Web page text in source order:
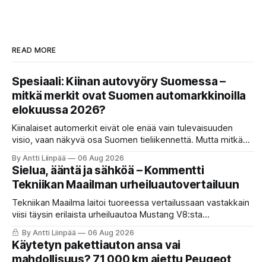
READ MORE
Spesiaali: Kiinan autovyöry Suomessa –
mitkä merkit ovat Suomen automarkkinoilla
elokuussa 2026?
Kiinalaiset automerkit eivät ole enää vain tulevaisuuden
visio, vaan näkyvä osa Suomen tieliikennettä. Mutta mitkä
pakettiautoihin ja mitä syksyn 2026 uutuuksilta sopii
odottaa? Katso kattava katsaus maamme tarjontaan ja
ostajan tärkeimpiin vinkkeihin!
By Antti Liinpää 06 Aug 2026
Sielua, ääntä ja sähköä – Kommentti
Tekniikan Maailman urheiluautovertailuun
Tekniikan Maailma laitoi tuoreessa vertailussaan vastakkain
viisi täysin erilaista urheiluautoa Mustang V8:sta
täyssähköiseen Hyundai Ioniq 6 N:ään. KaaraTV otti lehden
käteen ja pani autot omaan paremmuusjärjestykseen
fiiliksen, käytettävyyden ja hinta-laatusuhteen perusteella.
By Antti Liinpää 06 Aug 2026
Käytetyn pakettiauton ansa vai